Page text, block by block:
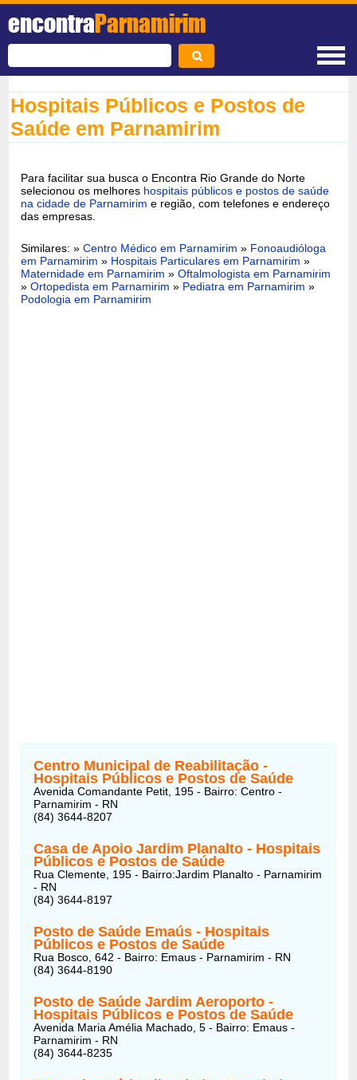
encontraParnamirim
Hospitais Públicos e Postos de
Saúde em Parnamirim
Para facilitar sua busca o Encontra Rio Grande do Norte
selecionou os melhores hospitais públicos e postos de saúde
na cidade de Parnamirim e região, com telefones e endereço
das empresas.
Similares: »Centro Médico em Parnamirim » Fonoaudióloga
em Parnamirim » Hospitais Particulares em Parnamirim »
Maternidade em Parnamirim »Oftalmologista em Parnamirim
»Ortopedista em Parnamirim » Pediatra em Parnamirim »
Podologia em Parnamirim
Centro Municipal de Reabilitação -
Hospitais Públicos e Postos de Saúde
Avenida Comandante Petit, 195 - Bairro: Centro -
Parnamirim - RN
(84) 3644-8207
Casa de Apoio Jardim Planalto - Hospitais
Públicos e Postos de Saúde
Rua Clemente, 195 - Bairro:Jardim Planalto - Parnamirim
- RN
(84) 3644-8197
Posto de Saúde Emaús - Hospitais
Públicos e Postos de Saúde
Rua Bosco, 642 - Bairro: Emaus - Parnamirim - RN
(84) 3644-8190
Posto de Saúde Jardim Aeroporto -
Hospitais Públicos e Postos de Saúde
Avenida Maria Amélia Machado, 5 - Bairro: Emaus -
Parnamirim - RN
(84) 3644-8235